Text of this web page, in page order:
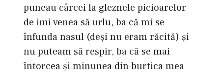
puneau cârcei la gleznele picioarelor
de imi venea să urlu, ba că mi se
înfunda nasul (deşi nu eram răcită) şi
nu puteam să respir, ba că se mai
întorcea şi minunea din burtica mea